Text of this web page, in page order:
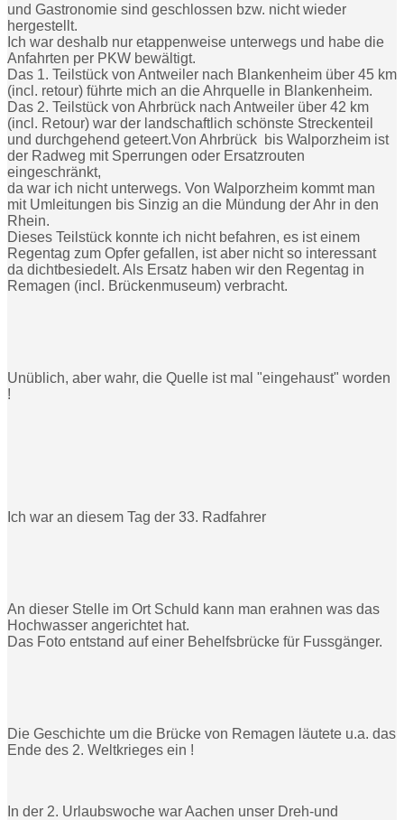
und Gastronomie sind geschlossen bzw. nicht wieder
hergestellt.
Ich war deshalb nur etappenweise unterwegs und habe die
Anfahrten per PKW bewältigt.
Das 1. Teilstück von Antweiler nach Blankenheim über 45 km
(incl. retour) führte mich an die Ahrquelle in Blankenheim.
Das 2. Teilstück von Ahrbrück nach Antweiler über 42 km
(incl. Retour) war der landschaftlich schönste Streckenteil
und durchgehend geteert.Von Ahrbrück bis Walporzheim ist
der Radweg mit Sperrungen oder Ersatzrouten
eingeschränkt,
da war ich nicht unterwegs. Von Walporzheim kommt man
mit Umleitungen bis Sinzig an die Mündung der Ahr in den
Rhein.
Dieses Teilstück konnte ich nicht befahren, es ist einem
Regentag zum Opfer gefallen, ist aber nicht so interessant
da dichtbesiedelt. Als Ersatz haben wir den Regentag in
Remagen (incl. Brückenmuseum) verbracht.
Unüblich, aber wahr, die Quelle ist mal "eingehaust" worden
!
Ich war an diesem Tag der 33. Radfahrer
An dieser Stelle im Ort Schuld kann man erahnen was das
Hochwasser angerichtet hat.
Das Foto entstand auf einer Behelfsbrücke für Fussgänger.
Die Geschichte um die Brücke von Remagen läutete u.a. das
Ende des 2. Weltkrieges ein !
In der 2. Urlaubswoche war Aachen unser Dreh-und